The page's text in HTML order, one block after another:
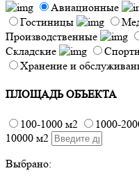
Авиационные
Гостиницы
Производственные
Складские
Хранение и
ПЛОЩАДЬ ОБЪЕКТА
100-1000 м2 1000-
10000 м2
Выбрано: